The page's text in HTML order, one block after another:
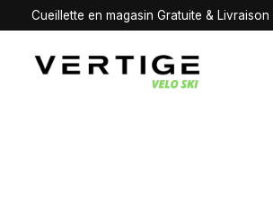
Cueillette en magasin Gratuite & Livraison